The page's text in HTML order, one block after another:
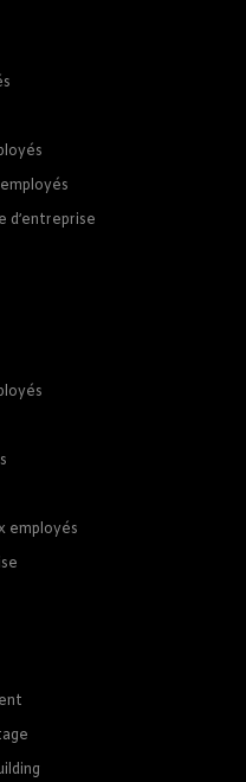
d’entreprise
employés